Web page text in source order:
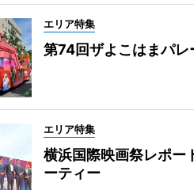
エリア特集
第74回ザよこはまパ
エリア特集
横浜国際映画祭レポ
ーティー